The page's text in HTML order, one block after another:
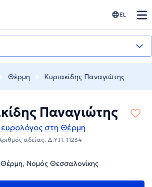
EL
Θέρμη Κυριακίδης Παναγιώτης
Παναγιώτης
στη Θέρμη
αδείας: Δ.Υ.Π. 11234
Νομός Θεσσαλονίκης